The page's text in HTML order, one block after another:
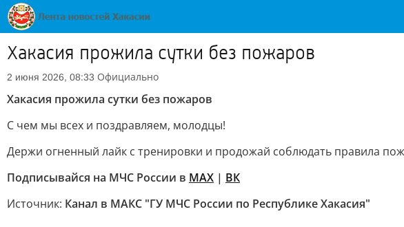
Хакасия прожила сутки без пожаров
2 июня 2026, 08:33 Официально
Хакасия прожила сутки без пожаров
С чем мы всех и поздравляем, молодцы!
Держи огненный лайк с тренировки и продожай соблюдать правила
Подписывайся на МЧС России в MAX | ВК
Источник: Канал в МАКС "ГУ МЧС России по Республике Хакасия"